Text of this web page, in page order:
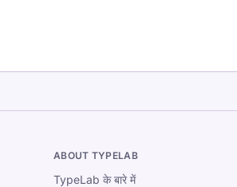
ABOUT TYPELAB
TypeLab के बारे में